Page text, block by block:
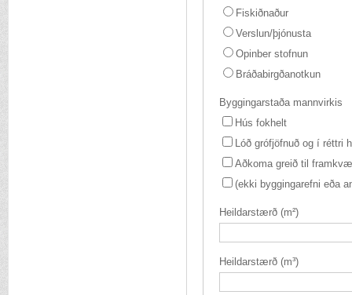
Fiskiðnaður
Verslun/þjónusta
Opinber stofnun
Bráðabirgðanotkun
Byggingarstaða mannvirkis
Hús fokhelt
Lóð grófjöfnuð og í réttri
Aðkoma greið til
(ekki byggingarefni eða
Heildarstærð (m²)
Heildarstærð (m³)